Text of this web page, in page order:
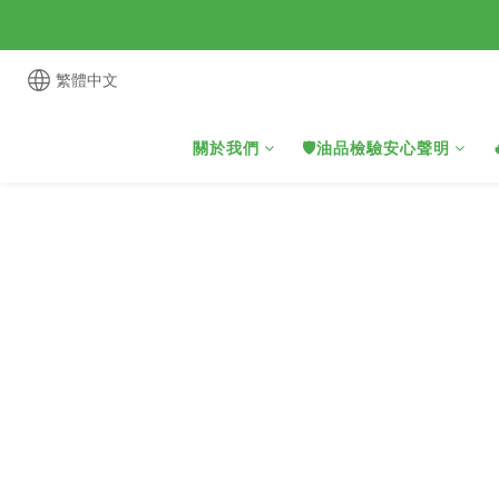
繁體中文
關於我們 🛡️油品檢驗安心聲明